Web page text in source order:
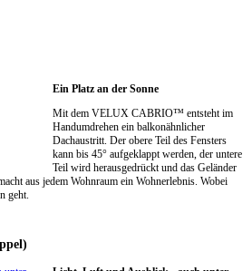
Ein Platz an der Sonne
Mit dem VELUX CABRIO™ entsteht im
Handumdrehen ein balkonähnlicher
Dachaustritt. Der obere Teil des Fensters
kann bis 45° aufgeklappt werden, der untere
Teil wird herausgedrückt und das Geländer
aus jedem Wohnraum ein Wohnerlebnis. Wobei
geht.